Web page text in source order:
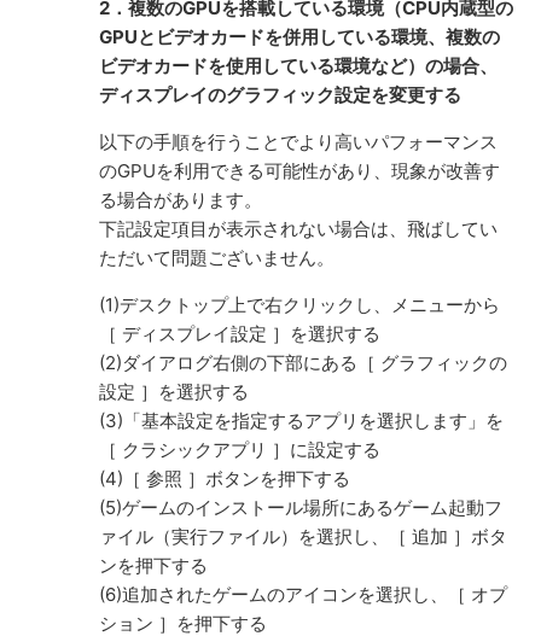
2．複数のGPUを搭載している環境（CPU内蔵型の
GPUとビデオカードを併用している環境、複数の
ビデオカードを使用している環境など）の場合、
ディスプレイのグラフィック設定を変更する
以下の手順を行うことでより高いパフォーマンス
のGPUを利用できる可能性があり、現象が改善す
る場合があります。
下記設定項目が表示されない場合は、飛ばしてい
ただいて問題ございません。
(1)デスクトップ上で右クリックし、メニューから
［ ディスプレイ設定 ］を選択する
(2)ダイアログ右側の下部にある［ グラフィックの
設定 ］を選択する
(3)「基本設定を指定するアプリを選択します」を
［ クラシックアプリ ］に設定する
(4)［ 参照 ］ボタンを押下する
(5)ゲームのインストール場所にあるゲーム起動フ
ァイル（実行ファイル）を選択し、［ 追加 ］ボタ
ンを押下する
(6)追加されたゲームのアイコンを選択し、［ オプ
ション ］を押下する